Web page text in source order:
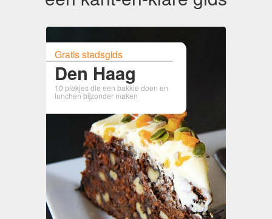
Gratis stadsgids
Den Haag
10 plekjes die een bakkie doen en
lunchen bijzonder maken